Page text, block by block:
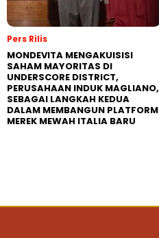
Pers Rilis
MONDEVITA MENGAKUISISI
SAHAM MAYORITAS DI
UNDERSCORE DISTRICT,
PERUSAHAAN INDUK MAGLIANO,
SEBAGAI LANGKAH KEDUA
DALAM MEMBANGUN PLATFORM
MEREK MEWAH ITALIA BARU